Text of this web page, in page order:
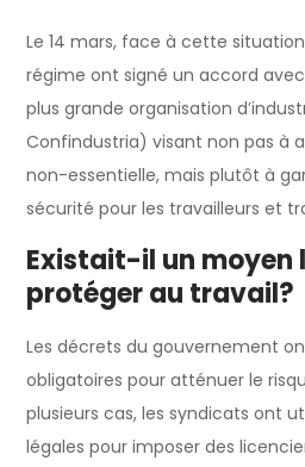
Le 14 mars, face à cette
régime ont signé un accord
plus grande organisation
Confindustria) visant non pas à
non-essentielle, mais plutôt à
sécurité pour les travailleurs et
Existait-il un moyen
protéger au travail?
Les décrets du gouvernement
obligatoires pour atténuer le
plusieurs cas, les syndicats ont
légales pour imposer des